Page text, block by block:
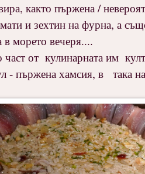
както пържена /
и зехтин на фурна, а
морето вечеря....
от кулинарната им
- пържена хамсия, в така